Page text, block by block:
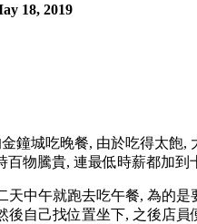
18, 2019
鐘城吃晚餐, 由於吃得太飽,
百物騰貴, 連最低時薪都加
天中午就跑去吃午餐, 為的
後自己找位置坐下, 之後店